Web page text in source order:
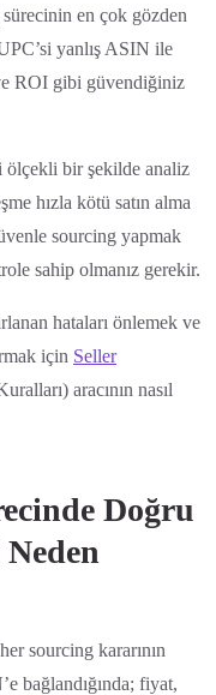
en çok gözden
yanlış ASIN ile
ROI gibi güvendiğiniz
bir şekilde analiz
hızla kötü satın alma
sourcing yapmak
sahip olmanız gerekir.
hataları önlemek ve
için Seller
aracının nasıl
Doğru
sourcing kararının
bağlandığında; fiyat,